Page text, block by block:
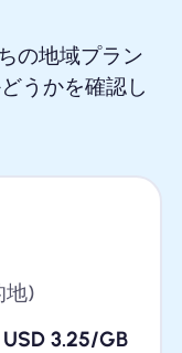
の地域プラン
うかを確認し
地)
USD 3.25/GB